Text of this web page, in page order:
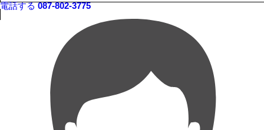
電話する087-802-3775